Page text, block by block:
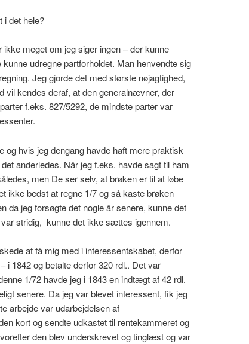
i det hele?
meget om jeg siger ingen – der kunne
udregne partforholdet. Man henvendte sig
Jeg gjorde det med største nøjagtighed,
vil kendes deraf, at den generalnævner, der
f.eks. 827/5292, de mindste parter var
og hvis jeg dengang havde haft mere praktisk
anderledes. Når jeg f.eks. havde sagt til ham
men De ser selv, at brøken er til at løbe
ikke bedst at regne 1/7 og så kaste brøken
da jeg forsøgte det nogle år senere, kunne det
stridig, kunne det ikke sættes igennem.
at få mig med i interessentskabet, derfor
i 1842 og betalte derfor 320 rdl.. Det var
1/72 havde jeg i 1843 en indtægt af 42 rdl.
senere. Da jeg var blevet interessent, fik jeg
arbejde var udarbejdelsen af
kort og sendte udkastet til rentekammeret og
den blev underskrevet og tinglæst og var